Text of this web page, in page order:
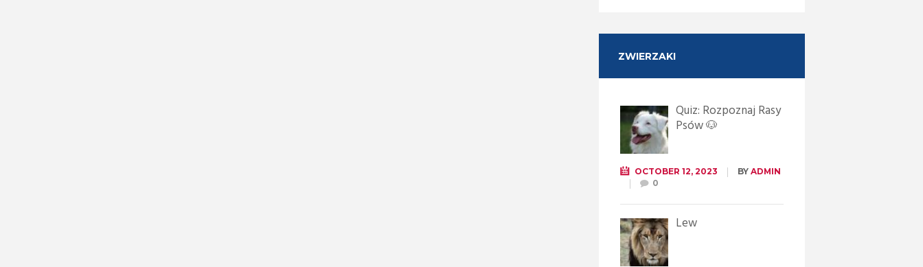
ZWIERZAKI
Quiz: Rozpoznaj Rasy
Psów 🐶
OCTOBER 12, 2023 BY ADMIN
0
Lew